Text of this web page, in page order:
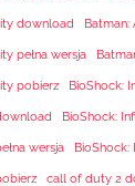
download Batman:
pełna wersja
pobierz BioShock:
BioShock:
wersja BioShock:
call of duty 2